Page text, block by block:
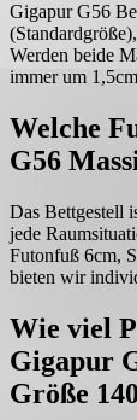
Gigapur G56
Werden beide
immer um 1,5cm
Welche
G56
Das Bettgestell
jede
Futonfuß 6cm,
bieten wir
Wie viel
Gigapur
Größe